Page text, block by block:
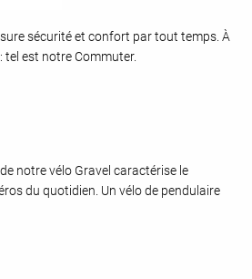
sécurité et confort par tout temps. À
est notre Commuter.
notre vélo Gravel caractérise le
du quotidien. Un vélo de pendulaire